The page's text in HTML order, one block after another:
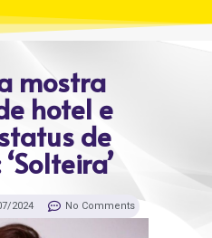
mostra
hotel e
de
2024 No Comments